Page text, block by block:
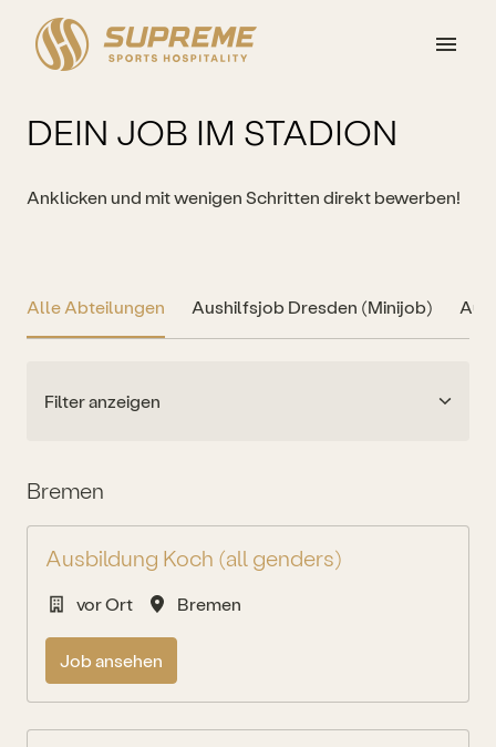
Inhalt
springenStartseite
DEIN JOB IM STADION
Anklicken und mit wenigen Schritten direkt bewerben!
Alle Abteilungen Aushilfsjob Dresden (Minijob)
Filter anzeigen
Bremen
Ausbildung Koch (all genders)
vor Ort Bremen
Job ansehen